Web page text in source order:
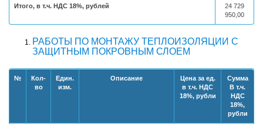
Итого, в т.ч. НДС 18%, рублей
24 729
950,00
РАБОТЫ ПО МОНТАЖУ ТЕПЛОИЗОЛЯЦИИ С
ЗАЩИТНЫМ ПОКРОВНЫМ СЛОЕМ
№
Кол-
во
Един.
изм.
Описание
Цена за ед.
в т.ч. НДС
18%, рубли
Сумма
В т.ч.
НДС
18%,
рубли